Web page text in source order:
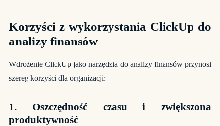
Korzyści z wykorzystania ClickUp do
analizy finansów
Wdrożenie ClickUp jako narzędzia do analizy finansów przynosi
szereg korzyści dla organizacji:
1. Oszczędność czasu i zwiększona
produktywność